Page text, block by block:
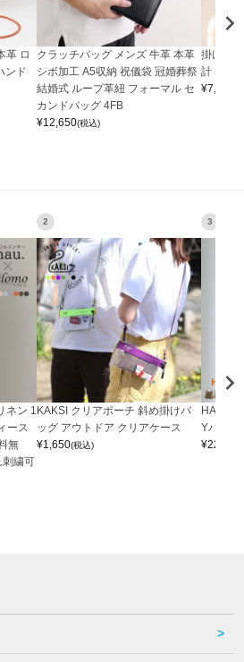
革 ロ
ンド
クラッチバッグ メンズ 牛革 本革
シボ加工 A5収納 祝儀袋 冠婚葬祭
結婚式 ループ革紐 フォーマル セ
カンドバッグ 4FB
¥12,650(税込)
掛け時
計
¥7,150
ネン 1
ース
無
繍可
2
KAKSI クリアポーチ 斜め掛けバ
ッグ アウトドア クリアケース
¥1,650(税込)
3
Yバッグ
¥22,000